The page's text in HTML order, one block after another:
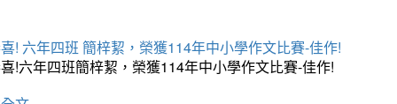
! 六年四班 簡梓絜，榮獲114年中小學作文比賽-佳作!
!六年四班簡梓絜，榮獲114年中小學作文比賽-佳作!